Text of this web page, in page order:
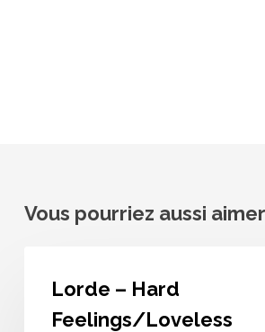
Vous pourriez aussi aimer
Feelings/Loveless
Lorde – Hard
Feelings/Loveless